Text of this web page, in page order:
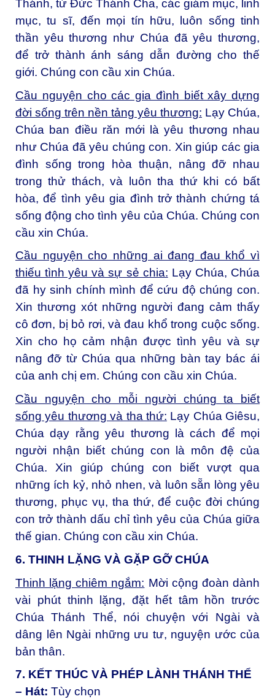
Thánh, từ Đức Thánh Cha, các giám mục, linh
mục, tu sĩ, đến mọi tín hữu, luôn sống tinh
thần yêu thương như Chúa đã yêu thương,
để trở thành ánh sáng dẫn đường cho thế
giới. Chúng con cầu xin Chúa.
Cầu nguyện cho các gia đình biết xây dựng
đời sống trên nền tảng yêu thương: Lạy Chúa,
Chúa ban điều răn mới là yêu thương nhau
như Chúa đã yêu chúng con. Xin giúp các gia
đình sống trong hòa thuận, nâng đỡ nhau
trong thử thách, và luôn tha thứ khi có bất
hòa, để tình yêu gia đình trở thành chứng tá
sống động cho tình yêu của Chúa. Chúng con
cầu xin Chúa.
Cầu nguyện cho những ai đang đau khổ vì
thiếu tình yêu và sự sẻ chia: Lạy Chúa, Chúa
đã hy sinh chính mình để cứu độ chúng con.
Xin thương xót những người đang cảm thấy
cô đơn, bị bỏ rơi, và đau khổ trong cuộc sống.
Xin cho họ cảm nhận được tình yêu và sự
nâng đỡ từ Chúa qua những bàn tay bác ái
của anh chị em. Chúng con cầu xin Chúa.
Cầu nguyện cho mỗi người chúng ta biết
sống yêu thương và tha thứ: Lạy Chúa Giêsu,
Chúa dạy rằng yêu thương là cách để mọi
người nhận biết chúng con là môn đệ của
Chúa. Xin giúp chúng con biết vượt qua
những ích kỷ, nhỏ nhen, và luôn sẵn lòng yêu
thương, phục vụ, tha thứ, để cuộc đời chúng
con trở thành dấu chỉ tình yêu của Chúa giữa
thế gian. Chúng con cầu xin Chúa.
6. THINH LẶNG VÀ GẶP GỠ CHÚA
Thinh lặng chiêm ngắm: Mời cộng đoàn dành
vài phút thinh lặng, đặt hết tâm hồn trước
Chúa Thánh Thể, nói chuyện với Ngài và
dâng lên Ngài những ưu tư, nguyện ước của
bản thân.
7. KẾT THÚC VÀ PHÉP LÀNH THÁNH THỂ
– Hát: Tùy chọn